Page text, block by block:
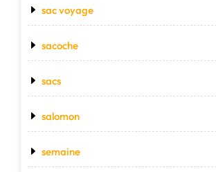
sac voyage
sacoche
sacs
salomon
semaine